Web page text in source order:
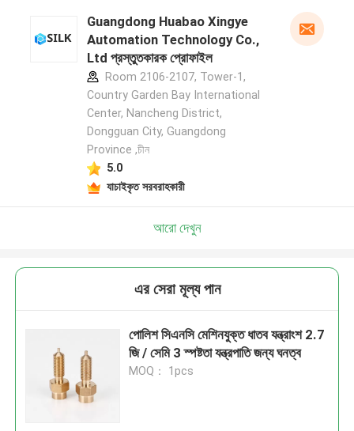
Guangdong Huabao Xingye
Automation Technology Co.,
Ltd প্রস্তুতকারক প্রোফাইল
Room 2106-2107, Tower-1,
Country Garden Bay International
Center, Nancheng District,
Dongguan City, Guangdong
Province ,চীন
5.0
যাচাইকৃত সরবরাহকারী
আরো দেখুন
এর সেরা মূল্য পান
পোলিশ সিএনসি মেশিনযুক্ত ধাতব যন্ত্রাংশ 2.7
জি / সেমি 3 স্পষ্টতা যন্ত্রপাতি জন্য ঘনত্ব
MOQ： 1pcs